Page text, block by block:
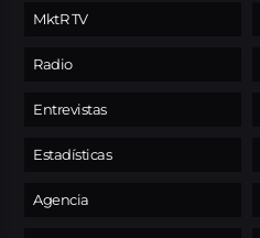
MktR TV
Radio
Entrevistas
Estadísticas
Agencia